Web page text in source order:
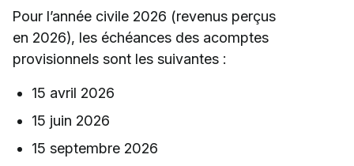
Pour l’année civile 2026 (revenus perçus
en 2026), les échéances des acomptes
provisionnels sont les suivantes :
15 avril 2026
15 juin 2026
15 septembre 2026